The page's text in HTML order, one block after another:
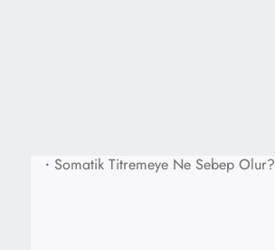
• Somatik Titremeye Ne Sebep Olur?